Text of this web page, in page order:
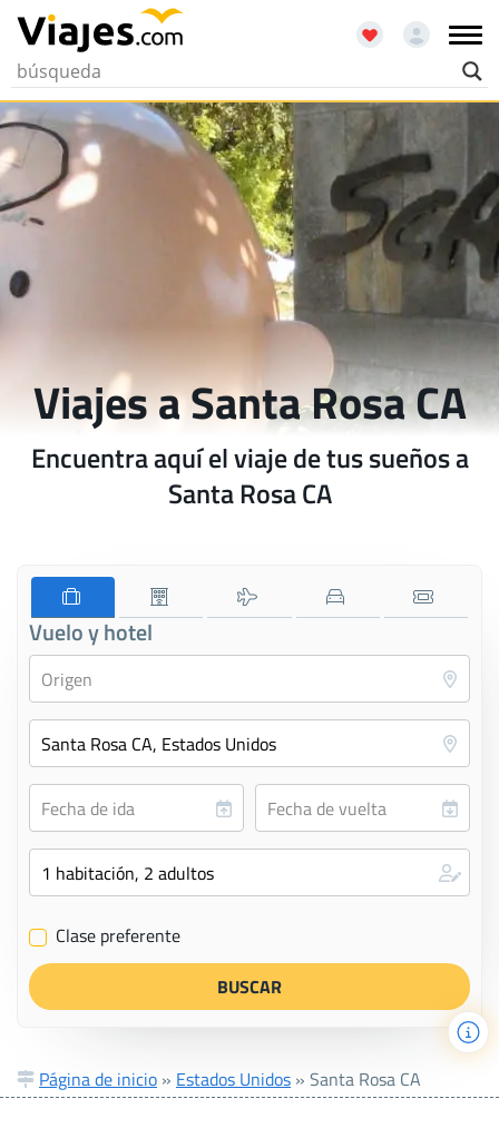
Viajes a Santa Rosa CA
Encuentra aquí el viaje de tus sueños a
Santa Rosa CA
Vuelo y hotel
✔ Clase preferente
Página de inicio » Estados Unidos » Santa Rosa CA